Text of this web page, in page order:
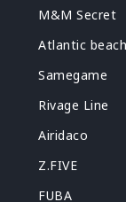
M&M Secret
Atlantic beach
Samegame
Rivage Line
Airidaco
Z.FIVE
FUBA